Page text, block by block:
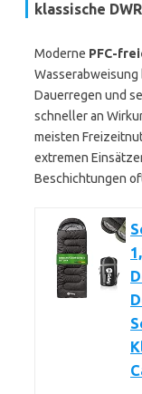
klassische
Moderne PFC-
Wasserabweisung
Dauerregen und
schneller an
meisten
extremen
Beschichtungen